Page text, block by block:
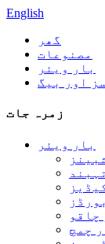
English
گھر
مصنوعات
بار ویئر
اور بیگ
زمرہ جات
بار ویئر
چاقو
چمچ